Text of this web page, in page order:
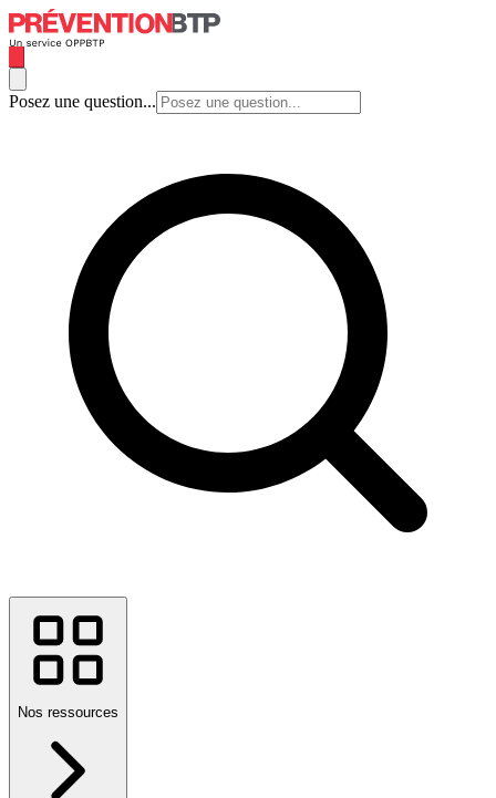
Posez une question...
Nos ressources